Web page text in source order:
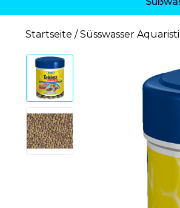
Startseite Süsswasser